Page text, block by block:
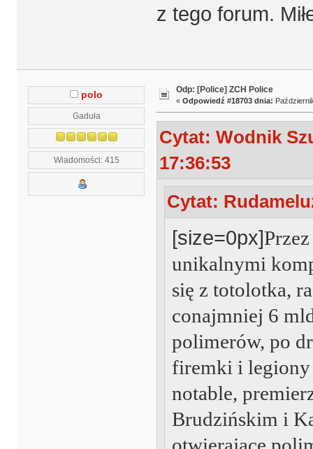
z tego forum.
polo
Gaduła
Wiadomości: 415
Odp: [Police] ZCH Police
« Odpowiedź #18703 dnia:
Cytat: Wodnik
17:36:53
Cytat:
[size=0px]
unikalnymi
się z totolotka,
conajmniej 6
polimerów, po
firemki i legiony
notable,
Brudzińskim i